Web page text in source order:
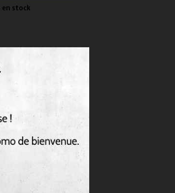
en stock